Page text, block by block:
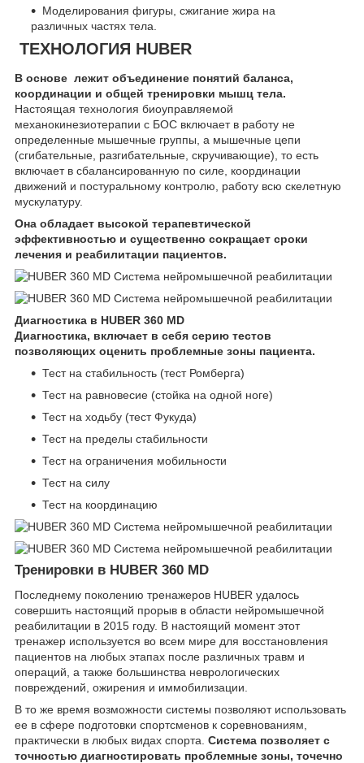
Моделирования фигуры, сжигание жира на
различных частях тела.
ТЕХНОЛОГИЯ HUBER
В основе лежит объединение понятий баланса,
координации и общей тренировки мышц тела.
Настоящая технология биоуправляемой
механокинезиотерапии с БОС включает в работу не
определенные мышечные группы, а мышечные цепи
(сгибательные, разгибательные, скручивающие), то есть
включает в сбалансированную по силе, координации
движений и постуральному контролю, работу всю скелетную
мускулатуру.
Она обладает высокой терапевтической
эффективностью и существенно сокращает сроки
лечения и реабилитации пациентов.
Диагностика в HUBER 360 MD
Диагностика, включает в себя серию тестов
позволяющих оценить проблемные зоны пациента.
Тест на стабильность (тест Ромберга)
Тест на равновесие (стойка на одной ноге)
Тест на ходьбу (тест Фукуда)
Тест на пределы стабильности
Тест на ограничения мобильности
Тест на силу
Тест на координацию
Тренировки в HUBER 360 MD
Последнему поколению тренажеров HUBER удалось
совершить настоящий прорыв в области нейромышечной
реабилитации в 2015 году. В настоящий момент этот
тренажер используется во всем мире для восстановления
пациентов на любых этапах после различных травм и
операций, а также большинства неврологических
повреждений, ожирения и иммобилизации.
В то же время возможности системы позволяют использовать
ее в сфере подготовки спортсменов к соревнованиям,
практически в любых видах спорта. Система позволяет с
точностью диагностировать проблемные зоны, точечно